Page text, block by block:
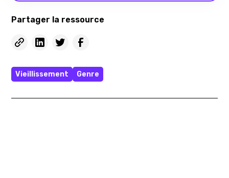
Partager la ressource
Vieillissement Genre